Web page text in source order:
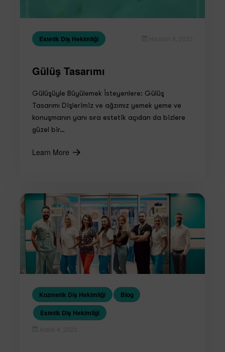
Estetik Diş Hekimliği
Gülüş Tasarımı
Gülüşüyle Büyülemek İsteyenlere: Gülüş
Tasarımı Dişlerimiz ve ağzımız yemek yeme ve
konuşmanın yanı sıra estetik açıdan da bizlere
güzel bir…
Learn More
Kozmetik Diş Hekimliği
Blog
Estetik Diş Hekimliği